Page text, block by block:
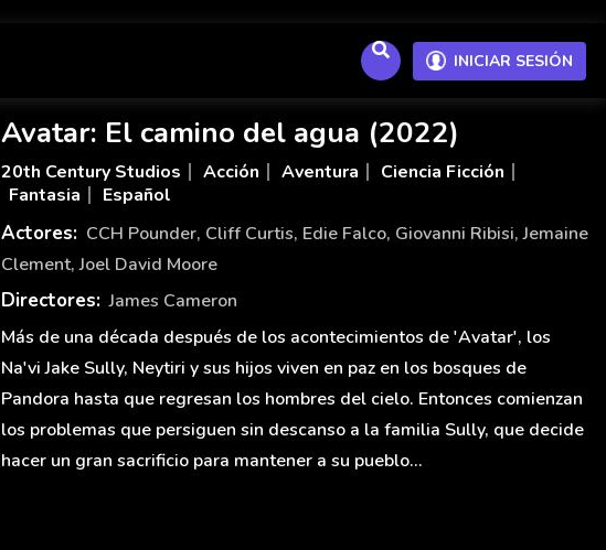
INICIAR SESIÓN
Avatar: El camino del agua (2022)
20th Century Studios Acción Aventura
Ciencia Ficción
Fantasia
Español
Actores: CCH Pounder, Cliff Curtis, Edie Falco, Giovanni Ribisi,Jemaine
Clement,Joel David Moore
Directores: James Cameron
Más de una década después de los acontecimientos de 'Avatar', los
Na'vi Jake Sully, Neytiri y sus hijos viven en paz en los bosques de
Pandora hasta que regresan los hombres del cielo. Entonces comienzan
los problemas que persiguen sin descanso a la familia Sully, que decide
hacer un gran sacrificio para mantener a su pueblo...